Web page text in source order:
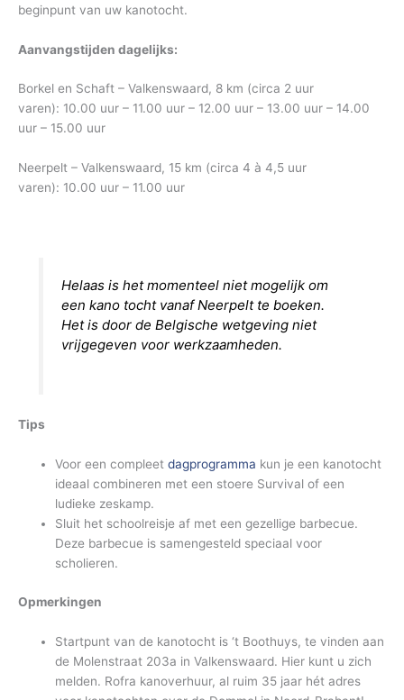
beginpunt van uw kanotocht.
Aanvangstijden dagelijks:
Borkel en Schaft – Valkenswaard, 8 km (circa 2 uur
varen): 10.00 uur – 11.00 uur – 12.00 uur – 13.00 uur – 14.00
uur – 15.00 uur
Neerpelt – Valkenswaard, 15 km (circa 4 à 4,5 uur
varen): 10.00 uur – 11.00 uur
Helaas is het momenteel niet mogelijk om
een kano tocht vanaf Neerpelt te boeken.
Het is door de Belgische wetgeving niet
vrijgegeven voor werkzaamheden.
Tips
Voor een compleetdagprogramma kun je een kanotocht
ideaal combineren met een stoere Survival of een
ludieke zeskamp.
Sluit het schoolreisje af met een gezellige barbecue.
Deze barbecue is samengesteld speciaal voor
scholieren.
Opmerkingen
Startpunt van de kanotocht is ‘t Boothuys, te vinden aan
de Molenstraat 203a in Valkenswaard. Hier kunt u zich
melden. Rofra kanoverhuur, al ruim 35 jaar hét adres